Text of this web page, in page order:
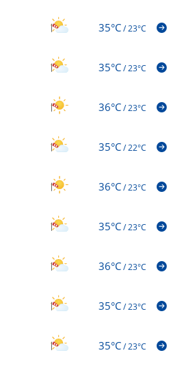
35°C/23°C
35°C/23°C
36°C/23°C
35°C/22°C
36°C/23°C
35°C/23°C
36°C/23°C
35°C/23°C
35°C/23°C